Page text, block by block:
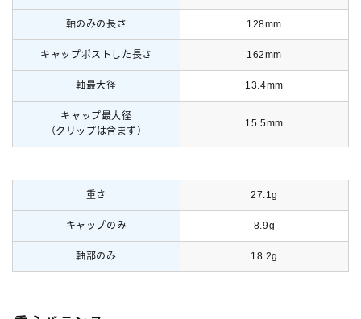
軸のみの長さ 128mm
キャップポストした長さ 162mm
軸最大径 13.4mm
キャップ最大径
（クリップは含まず）
15.5mm
重さ 27.1g
キャップのみ 8.9g
軸部のみ 18.2g